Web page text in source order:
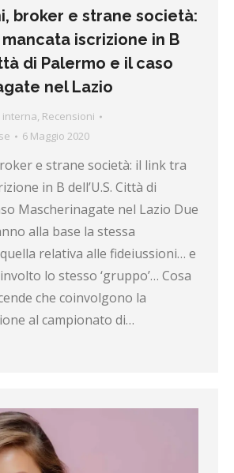
broker e strane società:
iscrizione in B
di Palermo e il caso
nel Lazio
interna, Recensioni
6 Maggio 2020
e strane società: il link tra
in B dell’U.S. Città di
Mascherinagate nel Lazio Due
alla base la stessa
relativa alle fideiussioni… e
lo stesso ‘gruppo’… Cosa
che coinvolgono la
al campionato di…